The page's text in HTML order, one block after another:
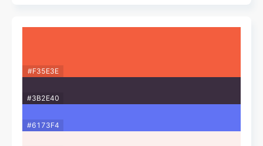
#F35E3E
#3B2E40
#6173F4